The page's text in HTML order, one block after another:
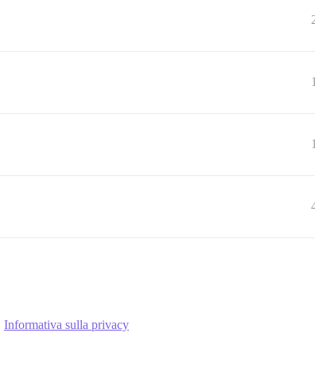
1
1
Informativa sulla privacy